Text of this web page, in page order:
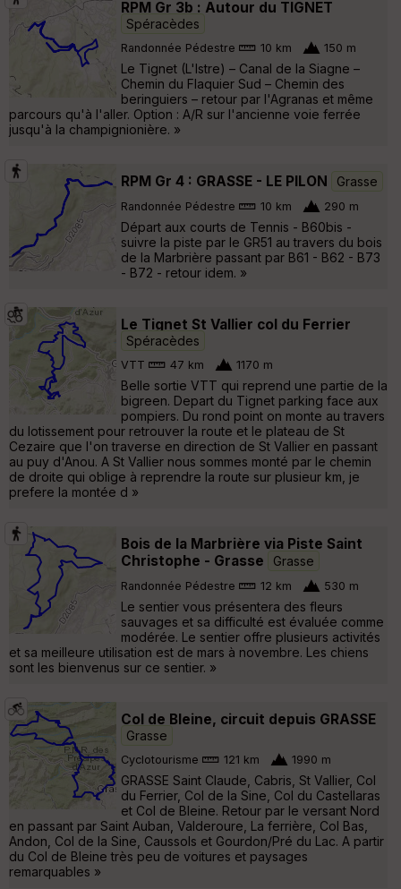
RPM Gr 3b : Autour du TIGNET
Spéracèdes
Randonnée Pédestre 10 km 150 m
Le Tignet (L'Istre) – Canal de la Siagne –
Chemin du Flaquier Sud – Chemin des
beringuiers – retour par l'Agranas et même
parcours qu'à l'aller. Option : A/R sur l'ancienne voie ferrée
jusqu'à la champignionière. »
RPM Gr 4 : GRASSE - LE PILON Grasse
Randonnée Pédestre 10 km 290 m
Départ aux courts de Tennis - B60bis -
suivre la piste par le GR51 au travers du bois
de la Marbrière passant par B61 - B62 - B73
- B72 - retour idem. »
Le Tignet St Vallier col du Ferrier
Spéracèdes
VTT 47 km 1170 m
Belle sortie VTT qui reprend une partie de la
bigreen. Depart du Tignet parking face aux
pompiers. Du rond point on monte au travers
du lotissement pour retrouver la route et le plateau de St
Cezaire que l'on traverse en direction de St Vallier en passant
au puy d'Anou. A St Vallier nous sommes monté par le chemin
de droite qui oblige à reprendre la route sur plusieur km, je
prefere la montée d »
Bois de la Marbrière via Piste Saint
Christophe - Grasse
Grasse
Randonnée Pédestre 12 km 530 m
Le sentier vous présentera des fleurs
sauvages et sa difficulté est évaluée comme
modérée. Le sentier offre plusieurs activités
et sa meilleure utilisation est de mars à novembre. Les chiens
sont les bienvenus sur ce sentier. »
Col de Bleine, circuit depuis GRASSE
Grasse
Cyclotourisme 121 km 1990 m
GRASSE Saint Claude, Cabris, St Vallier, Col
du Ferrier, Col de la Sine, Col du Castellaras
et Col de Bleine. Retour par le versant Nord
en passant par Saint Auban, Valderoure, La ferrière, Col Bas,
Andon, Col de la Sine, Caussols et Gourdon/Pré du Lac. A partir
du Col de Bleine très peu de voitures et paysages
remarquables »